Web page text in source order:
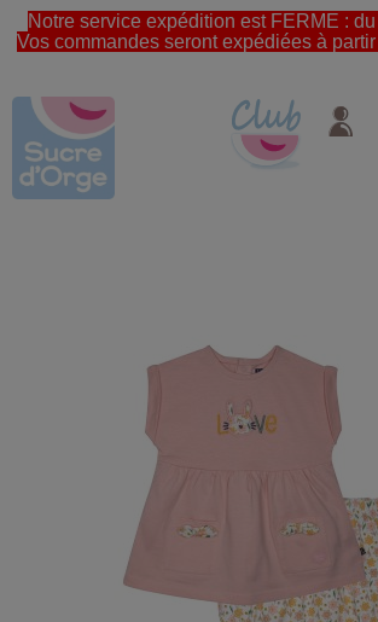
Notre service expédition est FERME :
Vos commandes seront expédiées à